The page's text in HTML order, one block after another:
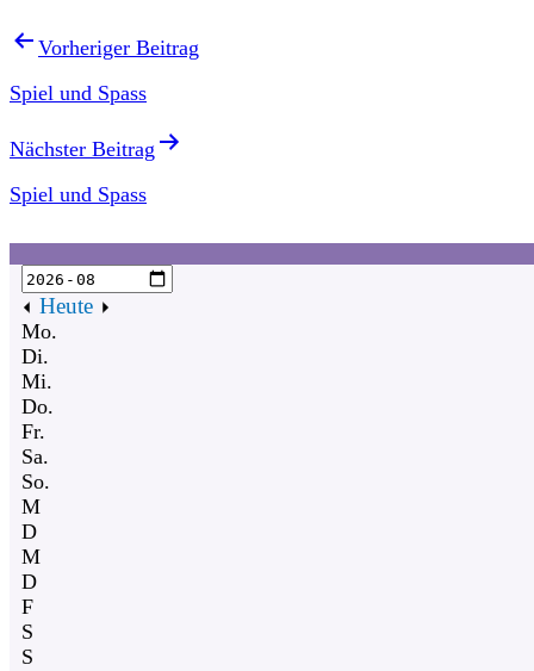
Vorheriger Beitrag
Spiel und Spass
Nächster Beitrag
Spiel und Spass
Heute
Mo.
Di.
Mi.
Do.
Fr.
Sa.
So.
M
D
M
D
F
S
S